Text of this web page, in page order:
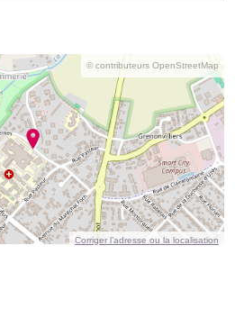
© contributeurs OpenStreetMap
Corriger l’adresse ou la localisation